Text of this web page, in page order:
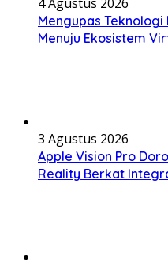
Mengupas
Menuju Ekosistem
3 Agustus 2026
Apple Vision Pro
Reality Berkat